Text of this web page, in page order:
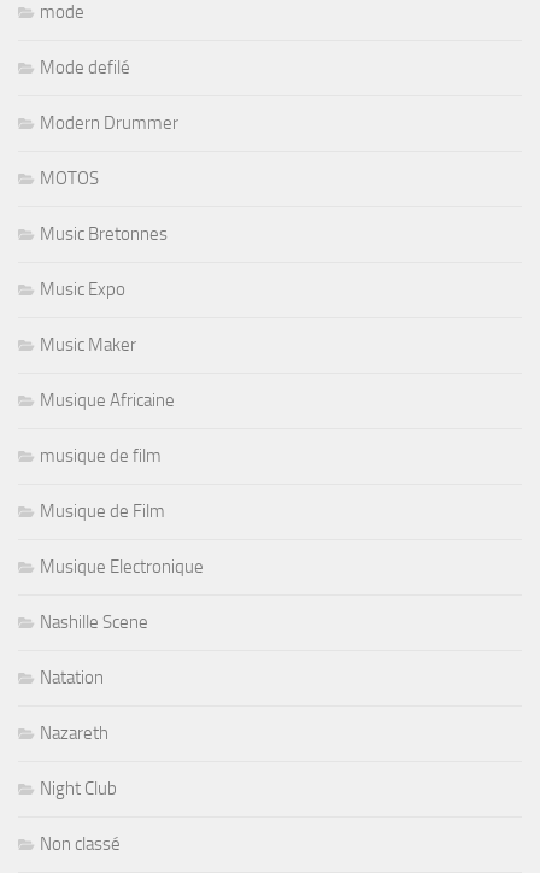
mode
Mode defilé
Modern Drummer
MOTOS
Music Bretonnes
Music Expo
Music Maker
Musique Africaine
musique de film
Musique de Film
Musique Electronique
Nashille Scene
Natation
Nazareth
Night Club
Non classé